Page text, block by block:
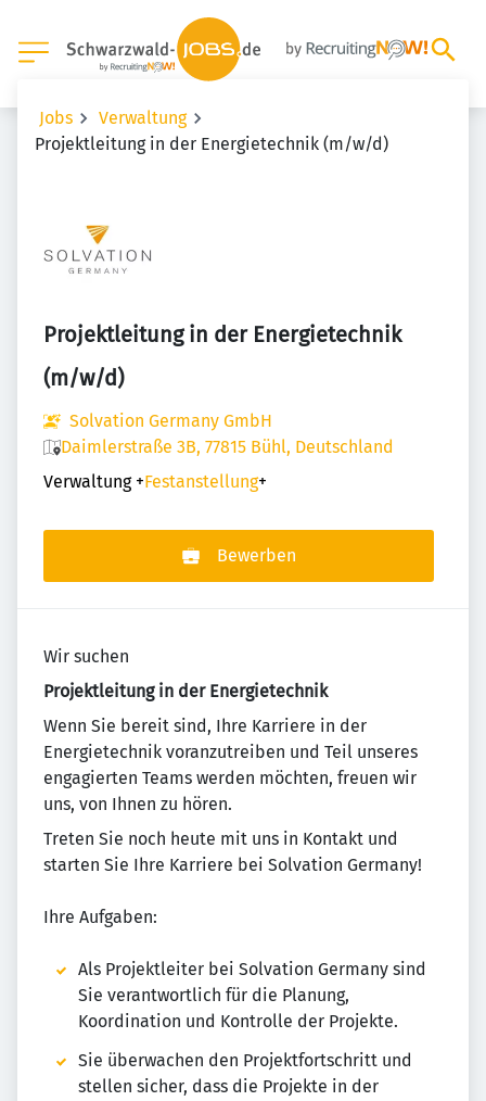
Jobs
Verwaltung
Projektleitung in der Energietechnik (m/w/d)
Projektleitung in der Energietechnik
(m/w/d)
Solvation Germany GmbH
Daimlerstraße 3B, 77815 Bühl, Deutschland
Verwaltung +Festanstellung+
Bewerben
Wir suchen
Projektleitung in der Energietechnik
Wenn Sie bereit sind, Ihre Karriere in der
Energietechnik voranzutreiben und Teil unseres
engagierten Teams werden möchten, freuen wir
uns, von Ihnen zu hören.
Treten Sie noch heute mit uns in Kontakt und
starten Sie Ihre Karriere bei Solvation Germany!
Ihre Aufgaben:
Als Projektleiter bei Solvation Germany sind
Sie verantwortlich für die Planung,
Koordination und Kontrolle der Projekte.
Sie überwachen den Projektfortschritt und
stellen sicher, dass die Projekte in der